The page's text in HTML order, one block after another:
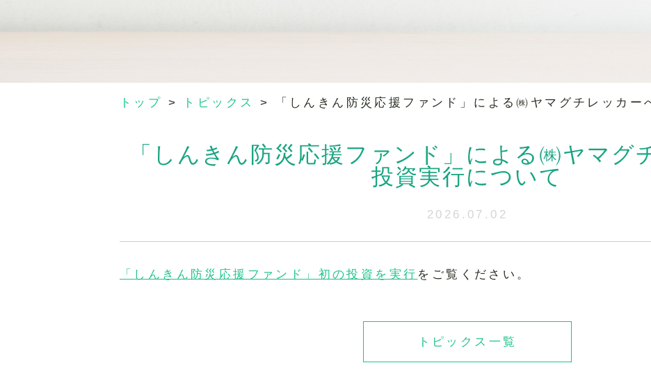
トップ > トピックス > 「しんきん防災応援ファンド」による㈱ヤマグチレッカー
「しんきん防災応援ファンド」による㈱ヤマグ
投資実行について
2026.07.02
「しんきん防災応援ファンド」初の投資を実行 をご覧ください。
トピックス一覧